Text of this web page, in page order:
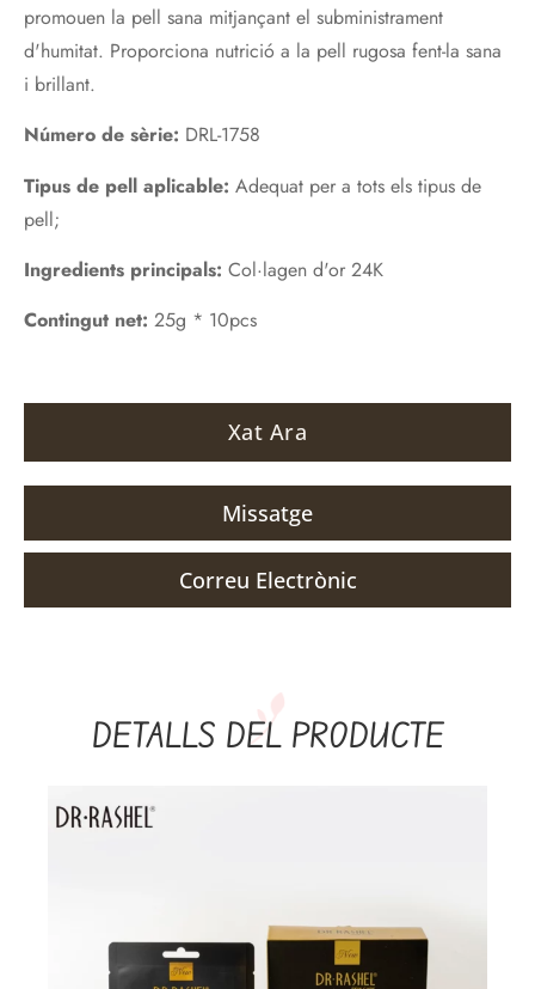
promouen la pell sana mitjançant el subministrament
d'humitat. Proporciona nutrició a la pell rugosa fent-la sana
i brillant.
Número de sèrie: DRL-1758
Tipus de pell aplicable: Adequat per a tots els tipus de
pell;
Ingredients principals: Col·lagen d'or 24K
Contingut net: 25g * 10pcs
Xat Ara
Missatge
Correu Electrònic
DETALLS DEL PRODUCTE